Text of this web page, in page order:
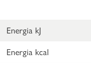
Energia kJ
Energia kcal